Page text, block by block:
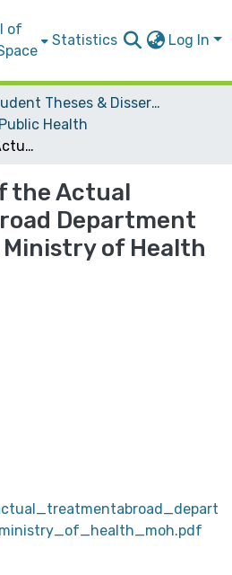
of
Statistics Log In
Student Theses & Dissertations
Public Health
Assessment of the Actual Treatment Abroad Department at Palestinian Ministry of Health (MOH)
the Actual
Department
of Health